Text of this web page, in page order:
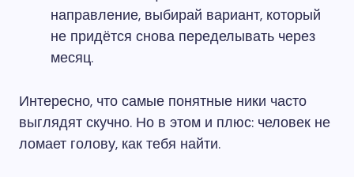
направление, выбирай вариант, который
не придётся снова переделывать через
месяц.
Интересно, что самые понятные ники часто
выглядят скучно. Но в этом и плюс: человек не
ломает голову, как тебя найти.